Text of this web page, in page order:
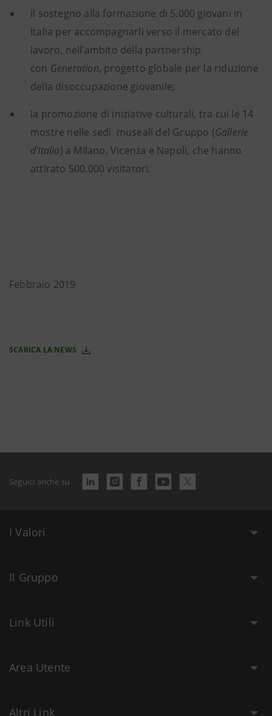
il sostegno alla formazione di 5.000 giovani in
Italia per accompagnarli verso il mercato del
lavoro, nell’ambito della partnership
con Generation, progetto globale per la riduzione
della disoccupazione giovanile;
la promozione di iniziative culturali, tra cui le 14
mostre nelle sedi museali del Gruppo (Gallerie
d’Italia) a Milano, Vicenza e Napoli, che hanno
attirato 500.000 visitatori.
Febbraio 2019
SCARICA LA NEWS
Seguici anche su
I Valori
Il Gruppo
Link Utili
Area Utente
Altri Link